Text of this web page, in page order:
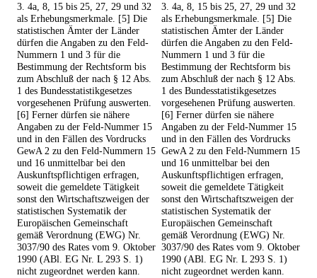
3. 4a, 8, 15 bis 25, 27, 29 und 32
als Erhebungsmerkmale. [5] Die
statistischen Ämter der Länder
dürfen die Angaben zu den Feld-
Nummern 1 und 3 für die
Bestimmung der Rechtsform bis
zum Abschluß der nach § 12 Abs.
1 des Bundesstatistikgesetzes
vorgesehenen Prüfung auswerten.
[6] Ferner dürfen sie nähere
Angaben zu der Feld-Nummer 15
und in den Fällen des Vordrucks
GewA 2 zu den Feld-Nummern 15
und 16 unmittelbar bei den
Auskunftspflichtigen erfragen,
soweit die gemeldete Tätigkeit
sonst den Wirtschaftszweigen der
statistischen Systematik der
Europäischen Gemeinschaft
gemäß Verordnung (EWG) Nr.
3037/90 des Rates vom 9. Oktober
1990 (ABl. EG Nr. L 293 S. 1)
nicht zugeordnet werden kann.
3. 4a, 8, 15 bis 25, 27, 29 und 32
als Erhebungsmerkmale. [5] Die
statistischen Ämter der Länder
dürfen die Angaben zu den Feld-
Nummern 1 und 3 für die
Bestimmung der Rechtsform bis
zum Abschluß der nach § 12 Abs.
1 des Bundesstatistikgesetzes
vorgesehenen Prüfung auswerten.
[6] Ferner dürfen sie nähere
Angaben zu der Feld-Nummer 15
und in den Fällen des Vordrucks
GewA 2 zu den Feld-Nummern 15
und 16 unmittelbar bei den
Auskunftspflichtigen erfragen,
soweit die gemeldete Tätigkeit
sonst den Wirtschaftszweigen der
statistischen Systematik der
Europäischen Gemeinschaft
gemäß Verordnung (EWG) Nr.
3037/90 des Rates vom 9. Oktober
1990 (ABl. EG Nr. L 293 S. 1)
nicht zugeordnet werden kann.